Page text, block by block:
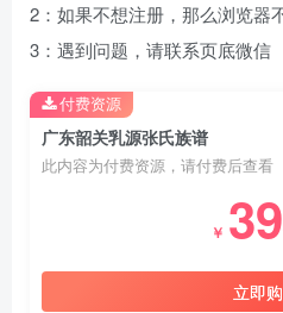
2：如果不想注册，那么浏览器
3：遇到问题，请联系页底微信
广东韶关乳源张氏族谱
此内容为付费资源，请付费后查看
￥ 39
立即
付费资源